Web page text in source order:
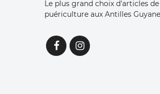
Le plus grand choix d'articles de
puériculture aux Antilles